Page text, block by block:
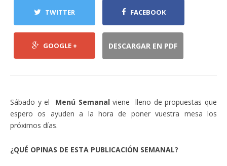
TWITTER FACEBOOK
GOOGLE + DESCARGAR EN PDF
Sábado y el Menú Semanalviene lleno de propuestas que
espero os ayuden a la hora de poner vuestra mesa los
próximos días.
¿QUÉ OPINAS DE ESTA PUBLICACIÓN SEMANAL?